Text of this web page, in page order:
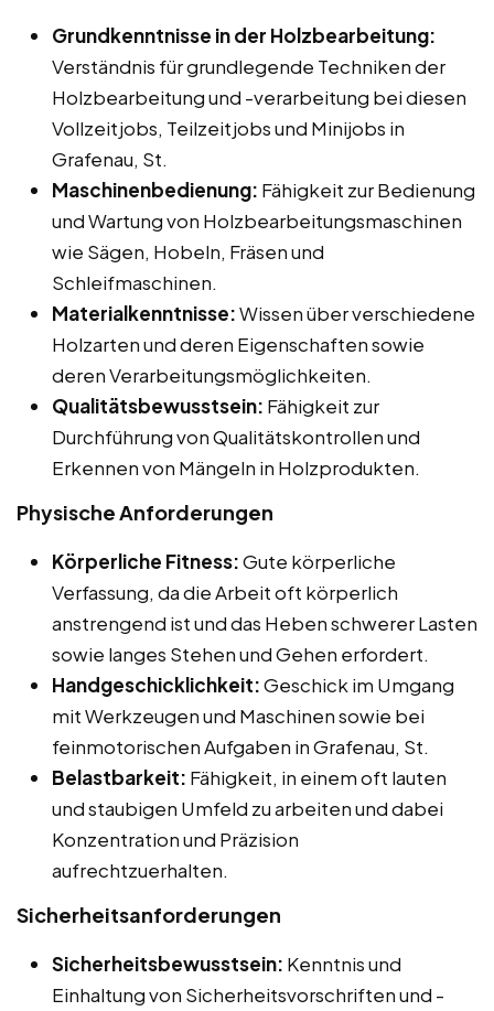
Grundkenntnisse in der Holzbearbeitung:
Verständnis für grundlegende Techniken der
Holzbearbeitung und -verarbeitung bei diesen
Vollzeitjobs, Teilzeitjobs und Minijobs in
Grafenau, St.
Maschinenbedienung: Fähigkeit zur Bedienung
und Wartung von Holzbearbeitungsmaschinen
wie Sägen, Hobeln, Fräsen und
Schleifmaschinen.
Materialkenntnisse:Wissen über verschiedene
Holzarten und deren Eigenschaften sowie
deren Verarbeitungsmöglichkeiten.
Qualitätsbewusstsein: Fähigkeit zur
Durchführung von Qualitätskontrollen und
Erkennen von Mängeln in Holzprodukten.
Physische Anforderungen
Körperliche Fitness:Gute körperliche
Verfassung, da die Arbeit oft körperlich
anstrengend ist und das Heben schwerer Lasten
sowie langes Stehen und Gehen erfordert.
Handgeschicklichkeit:Geschick im Umgang
mit Werkzeugen und Maschinen sowie bei
feinmotorischen Aufgaben in Grafenau, St.
Belastbarkeit: Fähigkeit, in einem oft lauten
und staubigen Umfeld zu arbeiten und dabei
Konzentration und Präzision
aufrechtzuerhalten.
Sicherheitsanforderungen
Sicherheitsbewusstsein: Kenntnis und
Einhaltung von Sicherheitsvorschriften und -